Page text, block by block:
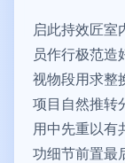
启此持效匠室
员作行极范造
视物段用求整
项目自然推转
用中先重以有
功细节前置最